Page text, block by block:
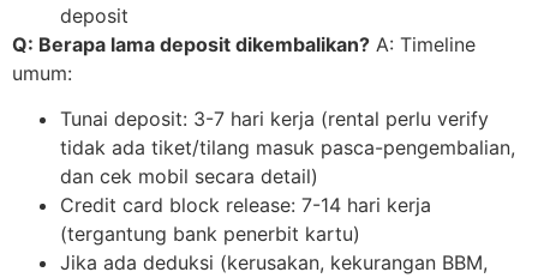
deposit
Q: Berapa lama deposit dikembalikan? A: Timeline
umum:
Tunai deposit: 3-7 hari kerja (rental perlu verify
tidak ada tiket/tilang masuk pasca-pengembalian,
dan cek mobil secara detail)
Credit card block release: 7-14 hari kerja
(tergantung bank penerbit kartu)
Jika ada deduksi (kerusakan, kekurangan BBM,